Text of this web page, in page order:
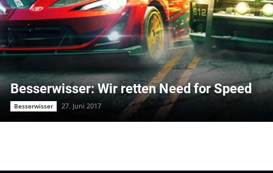
Besserwisser: Wir retten Need for Speed
Besserwisser 27. Juni 2017